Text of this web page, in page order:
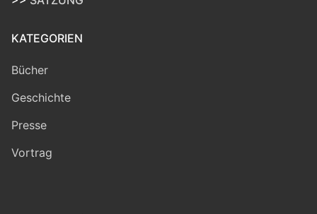
KATEGORIEN
Bücher
Geschichte
Presse
Vortrag